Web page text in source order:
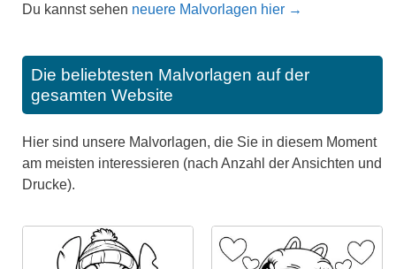
Du kannst sehen neuere Malvorlagen hier →
Die beliebtesten Malvorlagen auf der
gesamten Website
Hier sind unsere Malvorlagen, die Sie in diesem Moment
am meisten interessieren (nach Anzahl der Ansichten und
Drucke).